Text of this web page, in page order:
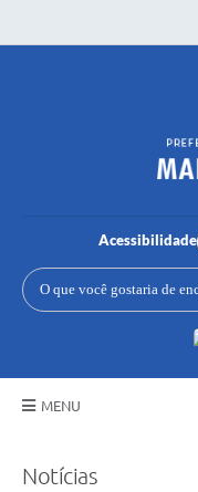
Acessibilidade
MENU
Notícias